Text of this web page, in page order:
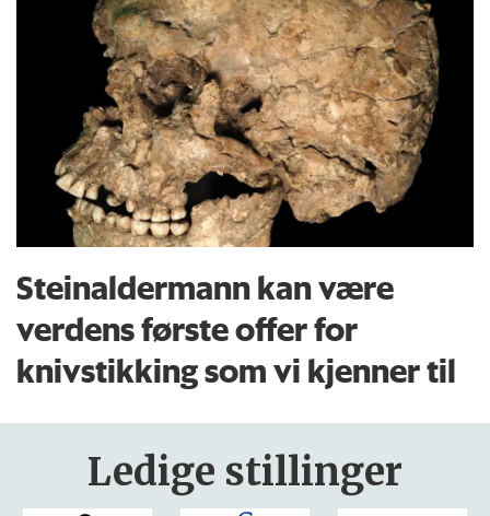
Steinaldermann kan være
verdens første offer for
knivstikking som vi kjenner til
Ledige stillinger